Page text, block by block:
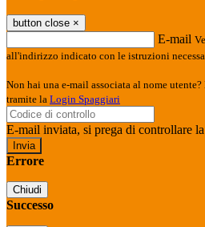
button close ×
E-mail
all'indirizzo indicato con le istruzioni
Non hai una e-mail associata al nome
tramite la Login Spaggiari
E-mail inviata, si prega di controllare
Errore
Chiudi
Successo